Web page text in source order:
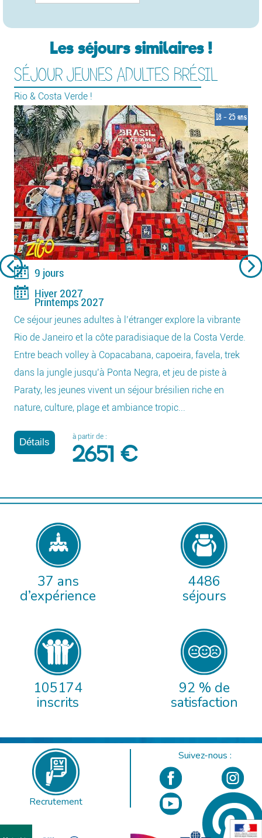
Les séjours similaires !
SÉJOUR JEUNES ADULTES BRÉSIL
Rio & Costa Verde !
18 - 25 ans
9 jours
Hiver 2027
Printemps 2027
Ce séjour jeunes adultes à l’étranger explore la vibrante
Rio de Janeiro et la côte paradisiaque de la Costa Verde.
Entre beach volley à Copacabana, capoeira, favela, trek
dans la jungle jusqu’à Ponta Negra, et jeu de piste à
Paraty, les jeunes vivent un séjour brésilien riche en
nature, culture, plage et ambiance tropic...
Détails
à partir de :
2651 €
37 ans
d’expérience
4486
séjours
105174
inscrits
92 % de
satisfaction
Recrutement
Suivez-nous :